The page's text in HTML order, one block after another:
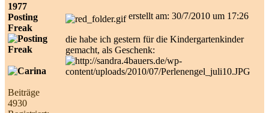
1977
Posting
Freak
Beiträge
4930
erstellt am: 30/7/2010 um 17:26
die habe ich gestern für die Kindergartenkinder
gemacht, als Geschenk: